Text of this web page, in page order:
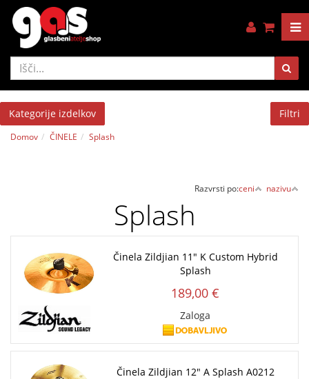
Kategorije izdelkov Filtri
Domov ČINELE Splash
Razvrsti po:ceni nazivu
Splash
Činela Zildjian 11" K Custom Hybrid
Splash
189,00 €
Zaloga
Činela Zildjian 12" A Splash A0212